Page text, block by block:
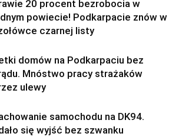
20 procent bezrobocia w
powiecie! Podkarpacie znów w
czarnej listy
domów na Podkarpaciu bez
Mnóstwo pracy strażaków
ulewy
samochodu na DK94.
się wyjść bez szwanku